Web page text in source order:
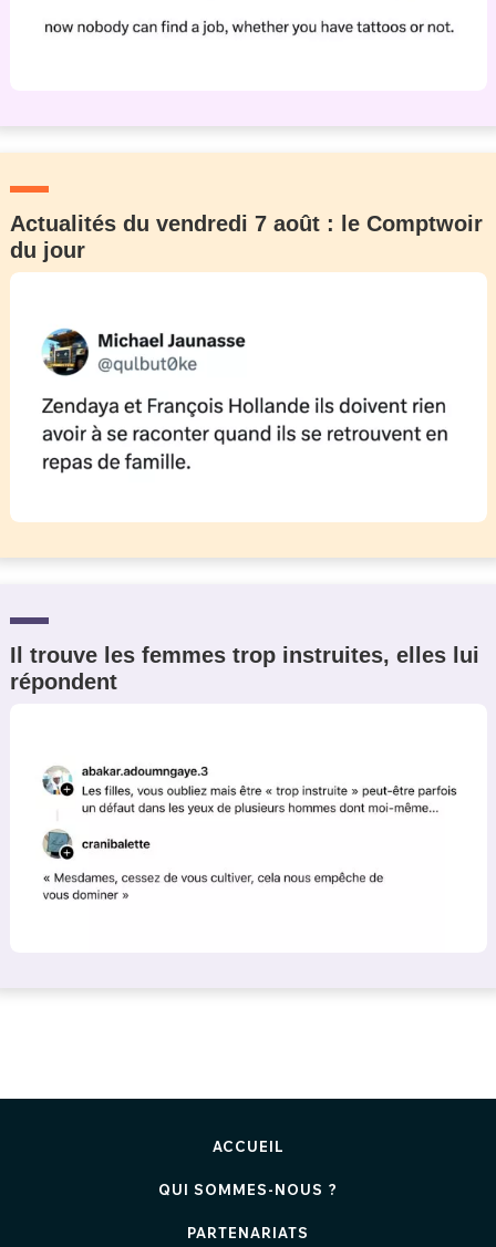
Actualités du vendredi 7 août : le Comptwoir
du jour
Il trouve les femmes trop instruites, elles lui
répondent
ACCUEIL
QUI SOMMES-NOUS ?
PARTENARIATS